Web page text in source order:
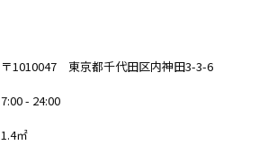
〒1010047 東京都千代田区内神田3-3-6
7:00 - 24:00
1.4㎡